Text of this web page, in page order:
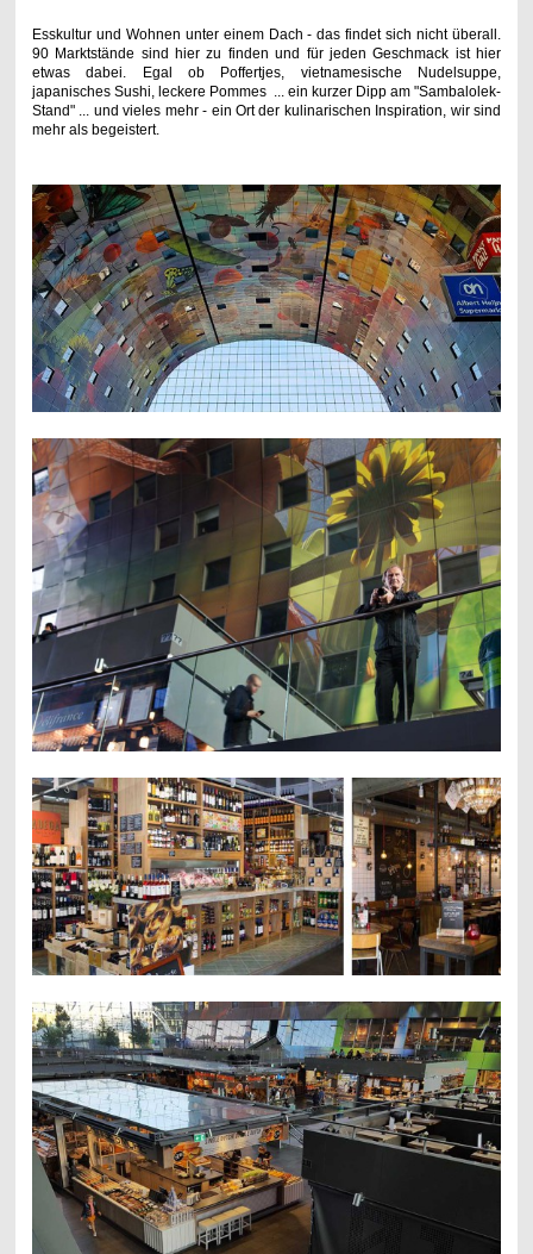
Esskultur und Wohnen unter einem Dach - das findet sich nicht überall.
90 Marktstände sind hier zu finden und für jeden Geschmack ist hier
etwas dabei. Egal ob Poffertjes, vietnamesische Nudelsuppe,
japanisches Sushi, leckere Pommes ... ein kurzer Dipp am "Sambalolek-
Stand" ... und vieles mehr - ein Ort der kulinarischen Inspiration, wir sind
mehr als begeistert.